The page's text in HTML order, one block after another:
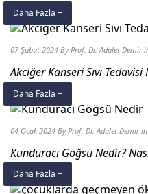
Daha Fazla +
07 Şubat 2024 By Prof. Dr. Adalet Demir
Akciğer Kanseri Sıvı Tedavisi
Daha Fazla +
04 Ocak 2024 By Prof. Dr. Adalet Demir in
Kunduracı Göğsü Nedir?
Daha Fazla +